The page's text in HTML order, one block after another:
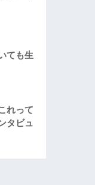
ても生
れって
タビュ